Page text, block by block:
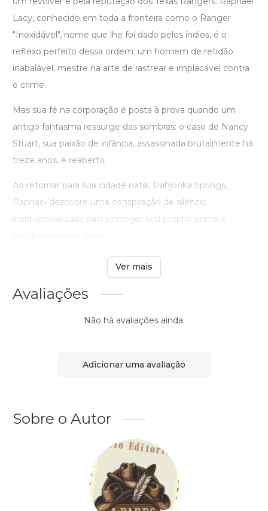
Lacy, conhecido em toda a fronteira como o Ranger
"Inoxidável", nome que lhe foi dado pelos índios, é o
reflexo perfeito dessa ordem: um homem de retidão
inabalável, mestre na arte de rastrear e implacável contra
o crime.
Mas sua fé na corporação é posta à prova quando um
antigo fantasma ressurge das sombras: o caso de Nancy
Stuart, sua paixão de infância, assassinada brutalmente há
treze anos, é reaberto.
Ao retornar para sua cidade natal, Pahjooka Springs,
Raphael descobre uma conspiração de silêncio
institucionalizada para proteger seu próprio primo e
Ver mais
Avaliações
Não há avaliações ainda.
Adicionar uma avaliação
Sobre o Autor